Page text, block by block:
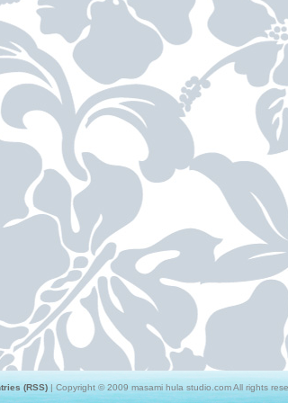
(RSS)| Copyright © 2009 masami hula studio.com All rights